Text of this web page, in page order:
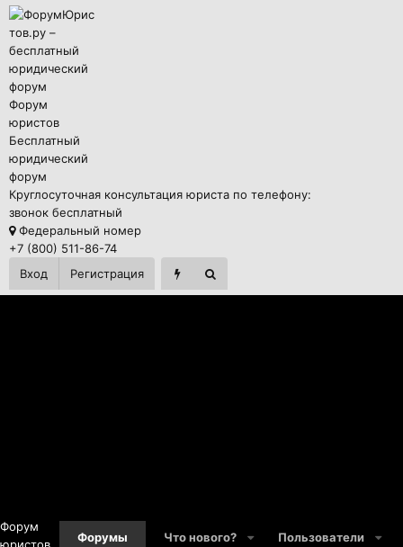
Форум
юристов
Бесплатный
юридический
форум
Круглосуточная консультация юриста по телефону:
звонок бесплатный
Федеральный номер
+7 (800) 511-86-74
Вход
Регистрация
Форум
Форумы Что нового? Пользователи